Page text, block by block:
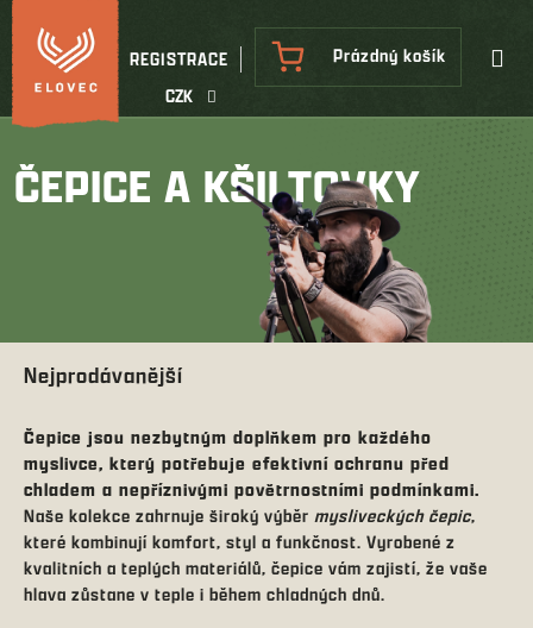
Přejít
na
obsah
CZK
REGISTRACE
NÁKUPNÍ
KOŠÍK
Prázdný košík
ČEPICE A KŠILTOVKY
Nejprodávanější
Čepice jsou nezbytným doplňkem pro každého
myslivce, který potřebuje efektivní ochranu před
chladem a nepříznivými povětrnostními podmínkami.
Naše kolekce zahrnuje široký výběr mysliveckých čepic,
které kombinují komfort, styl a funkčnost. Vyrobené z
kvalitních a teplých materiálů, čepice vám zajistí, že vaše
hlava zůstane v teple i během chladných dnů.